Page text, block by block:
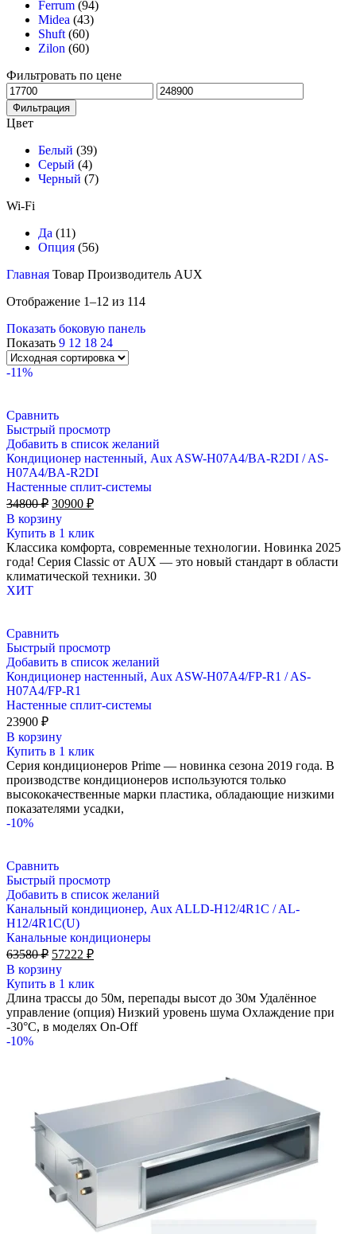
Ferrum (94)
Midea (43)
Shuft (60)
Zilon (60)
Фильтровать по цене
Минимальная
цена
Максимальная
цена
Фильтрация
Цвет
Белый (39)
Серый (4)
Черный (7)
Wi-Fi
Да (11)
Опция (56)
Главная Товар Производитель AUX
Отображение 1–12 из 114
Показать боковую панель
Показать 9 12 18 24
-11%
Сравнить
Быстрый просмотр
Добавить в список желаний
Кондиционер настенный, Aux ASW-H07A4/BA-R2DI / AS-
H07A4/BA-R2DI
Настенные сплит-системы
34800₽ Первоначальная
цена
составляла
34800 ₽.
30900 ₽Текущая
30900 ₽.
В корзину
Купить в 1 клик
Классика комфорта, современные технологии. Новинка 2025
года! Серия Classic от AUX — это новый стандарт в области
климатической техники. 30
ХИТ
Сравнить
Быстрый просмотр
Добавить в список желаний
Кондиционер настенный, Aux ASW-H07A4/FP-R1 / AS-
H07A4/FP-R1
Настенные сплит-системы
23900 ₽
В корзину
Купить в 1 клик
Серия кондиционеров Prime — новинка сезона 2019 года. В
производстве кондиционеров используются только
высококачественные марки пластика, обладающие низкими
показателями усадки,
-10%
Сравнить
Быстрый просмотр
Добавить в список желаний
Канальный кондиционер, Aux ALLD-H12/4R1C / AL-
H12/4R1С(U)
Канальные кондиционеры
63580₽ Первоначальная
цена
составляла
63580 ₽.
57222 ₽Текущая
57222 ₽.
В корзину
Купить в 1 клик
Длина трассы до 50м, перепады высот до 30м Удалённое
управление (опция) Низкий уровень шума Охлаждение при
-30°С, в моделях On-Off
-10%